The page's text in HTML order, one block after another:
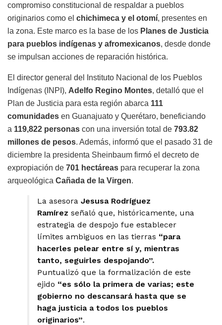
compromiso constitucional de respaldar a pueblos
originarios como el chichimeca y el otomí, presentes en
la zona. Este marco es la base de los Planes de Justicia
para pueblos indígenas y afromexicanos, desde donde
se impulsan acciones de reparación histórica.
El director general del Instituto Nacional de los Pueblos
Indígenas (INPI), Adelfo Regino Montes, detalló que el
Plan de Justicia para esta región abarca 111
comunidades en Guanajuato y Querétaro, beneficiando
a 119,822 personas con una inversión total de 793.82
millones de pesos. Además, informó que el pasado 31 de
diciembre la presidenta Sheinbaum firmó el decreto de
expropiación de 701 hectáreas para recuperar la zona
arqueológica Cañada de la Virgen.
La asesora Jesusa Rodríguez
Ramírez señaló que, históricamente, una
estrategia de despojo fue establecer
límites ambiguos en las tierras “para
hacerles pelear entre sí y, mientras
tanto, seguirles despojando”.
Puntualizó que la formalización de este
ejido “es sólo la primera de varias; este
gobierno no descansará hasta que se
haga justicia a todos los pueblos
originarios”.